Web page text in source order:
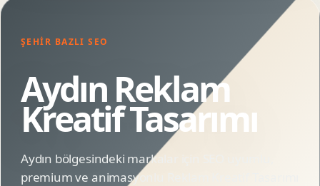
ŞEHIR BAZLI SEO
Aydın Reklam
Kreatif Tasarımı
Aydın bölgesindeki markalar için SEO uyumlu,
premium ve animasyonlu Reklam Kreatif Tasarımı